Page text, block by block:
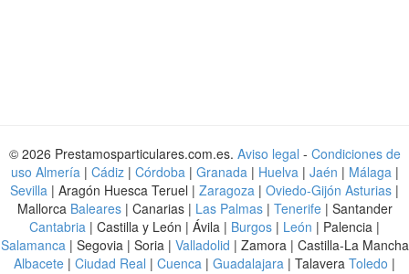
© 2026 Prestamosparticulares.com.es. Aviso legal - Condiciones de
uso Almería| Cádiz| Córdoba| Granada| Huelva| Jaén | Málaga|
Sevilla | Aragón Huesca Teruel | Zaragoza | Oviedo-Gijón Asturias |
Mallorca Baleares| Canarias | Las Palmas| Tenerife| Santander
Cantabria | Castilla y León | Ávila | Burgos | León | Palencia |
Salamanca| Segovia | Soria | Valladolid | Zamora | Castilla-La Mancha
Albacete | Ciudad Real | Cuenca | Guadalajara | Talavera Toledo |